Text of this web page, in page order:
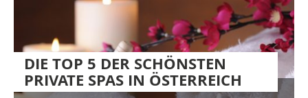
DIE TOP 5 DER SCHÖNSTEN
PRIVATE SPAS IN ÖSTERREICH